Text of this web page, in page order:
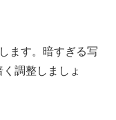
ます。暗すぎる写
調整しましょ